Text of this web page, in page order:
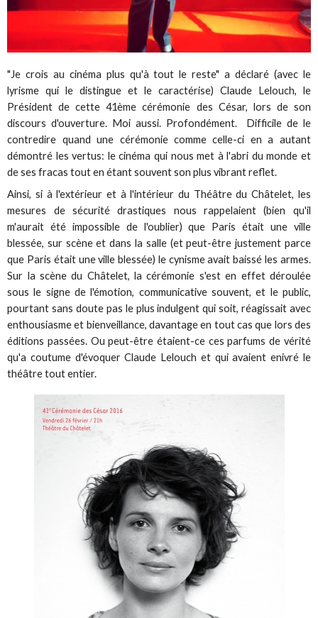
"Je crois au cinéma plus qu'à tout le reste" a déclaré (avec le
lyrisme qui le distingue et le caractérise) Claude Lelouch, le
Président de cette 41ème cérémonie des César, lors de son
discours d'ouverture. Moi aussi. Profondément. Difficile de le
contredire quand une cérémonie comme celle-ci en a autant
démontré les vertus: le cinéma qui nous met à l'abri du monde et
de ses fracas tout en étant souvent son plus vibrant reflet.
Ainsi, si à l'extérieur et à l'intérieur du Théâtre du Châtelet, les
mesures de sécurité drastiques nous rappelaient (bien qu'il
m'aurait été impossible de l'oublier) que Paris était une ville
blessée, sur scène et dans la salle (et peut-être justement parce
que Paris était une ville blessée) le cynisme avait baissé les armes.
Sur la scène du Châtelet, la cérémonie s'est en effet déroulée
sous le signe de l'émotion, communicative souvent, et le public,
pourtant sans doute pas le plus indulgent qui soit, réagissait avec
enthousiasme et bienveillance, davantage en tout cas que lors des
éditions passées. Ou peut-être étaient-ce ces parfums de vérité
qu'a coutume d'évoquer Claude Lelouch et qui avaient enivré le
théâtre tout entier.